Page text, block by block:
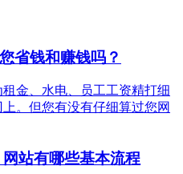
省钱和赚钱吗？
金、水电、员工工资精打细
。但您有没有仔细算过您网
站有哪些基本流程